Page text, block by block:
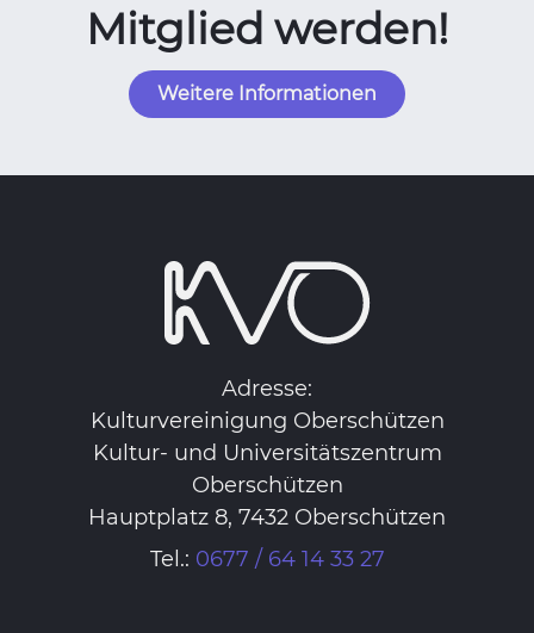
Mitglied werden!
Weitere Informationen
Adresse:
Kulturvereinigung Oberschützen
Kultur- und Universitätszentrum
Oberschützen
Hauptplatz 8, 7432 Oberschützen
Tel.: 0677 / 64 14 33 27